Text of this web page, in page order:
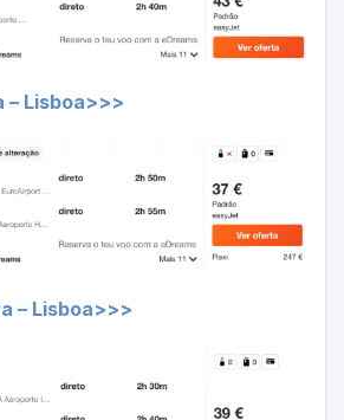
– Lisboa>>>
– Lisboa>>>